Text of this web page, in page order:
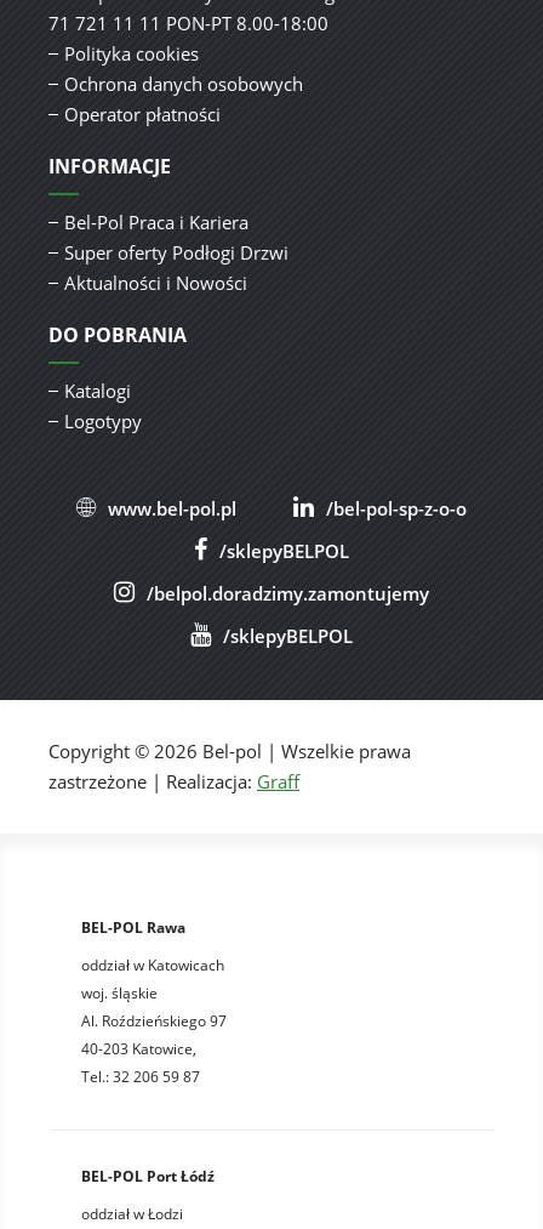
71 721 11 11 PON-PT 8.00-18:00
Polityka cookies
Ochrona danych osobowych
Operator płatności
INFORMACJE
Bel-Pol Praca i Kariera
Super oferty Podłogi Drzwi
Aktualności i Nowości
DO POBRANIA
Katalogi
Logotypy
www.bel-pol.pl
/bel-pol-sp-z-o-o
/sklepyBELPOL
/belpol.doradzimy.zamontujemy
/sklepyBELPOL
Copyright © 2026 Bel-pol | Wszelkie prawa
zastrzeżone | Realizacja: Graff
BEL-POL Rawa
oddział w Katowicach
woj. śląskie
Al. Roździeńskiego 97
40-203 Katowice,
Tel.: 32 206 59 87
BEL-POL Port Łódź
oddział w Łodzi